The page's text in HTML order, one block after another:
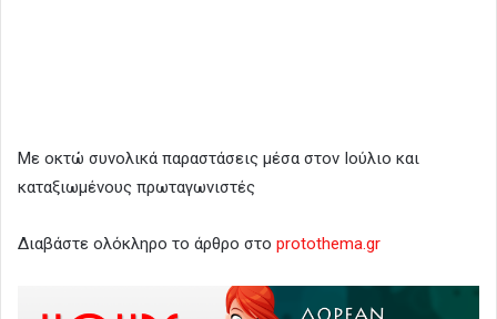
Με οκτώ συνολικά παραστάσεις μέσα στον Ιούλιο και
καταξιωμένους πρωταγωνιστές
Διαβάστε ολόκληρο το άρθρο στο protothema.gr